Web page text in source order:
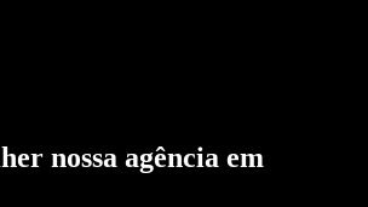
nossa agência em